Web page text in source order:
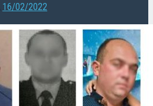
16/02/2022